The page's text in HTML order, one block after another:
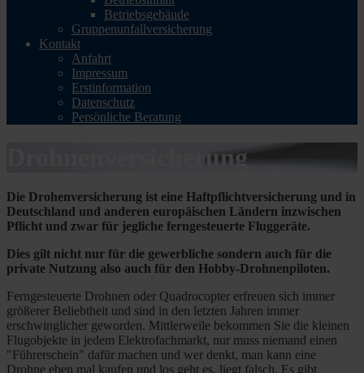
Betriebsgebäude
Gruppenunfallversicherung
Kontakt
Anfahrt
Impressum
Erstinformation
Datenschutz
Persönliche Beratung
Drohnenversicherung
Die Drohenversicherung ist eine Haftpflichtversicherung und in
Deutschland und anderen europäischen Ländern inzwischen
Pflicht und zwar für jegliche ferngesteuerte Fluggeräte.
Dies gilt nicht nur für die gewerbliche sondern auch für die
private Nutzung also auch für den Hobby-Drohnenpiloten.
Ferngesteuerte Drohnen oder Quadrocopter erfreuen sich immer
größerer Beliebtheit und sind in den letzten Jahren immer
erschwinglicher geworden. Mittlerweile bekommen Sie die kleinen
Flugobjekte in jedem Elektrofachmarkt, nur muss niemand einen
"Führerschein" dafür machen und wer denkt, man kann eine
Drohne eben mal kaufen und los geht es, liegt falsch. Es gibt